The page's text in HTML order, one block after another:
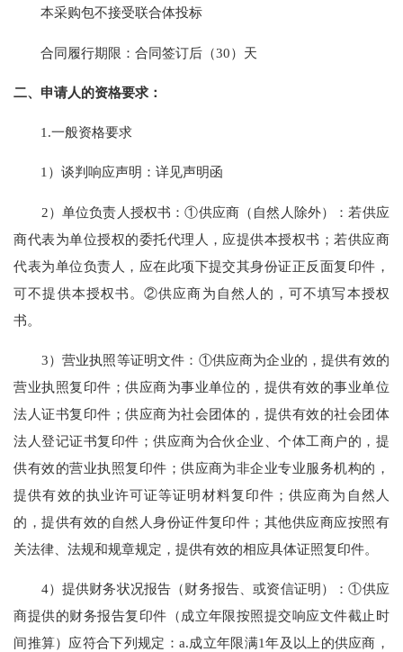
本采购包不接受联合体投标
合同履行期限：合同签订后（30）天
二、申请人的资格要求：
1.一般资格要求
1）谈判响应声明：详见声明函
2）单位负责人授权书：①供应商（自然人除外）：若供应
商代表为单位授权的委托代理人，应提供本授权书；若供应商
代表为单位负责人，应在此项下提交其身份证正反面复印件，
可不提供本授权书。②供应商为自然人的，可不填写本授权
书。
3）营业执照等证明文件：①供应商为企业的，提供有效的
营业执照复印件；供应商为事业单位的，提供有效的事业单位
法人证书复印件；供应商为社会团体的，提供有效的社会团体
法人登记证书复印件；供应商为合伙企业、个体工商户的，提
供有效的营业执照复印件；供应商为非企业专业服务机构的，
提供有效的执业许可证等证明材料复印件；供应商为自然人
的，提供有效的自然人身份证件复印件；其他供应商应按照有
关法律、法规和规章规定，提供有效的相应具体证照复印件。
4）提供财务状况报告（财务报告、或资信证明）：①供应
商提供的财务报告复印件（成立年限按照提交响应文件截止时
间推算）应符合下列规定：a.成立年限满1年及以上的供应商，